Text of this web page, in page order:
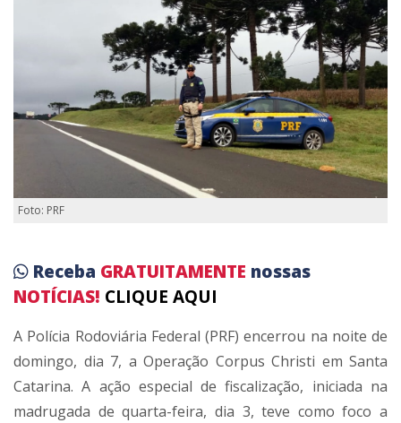
Foto: PRF
Receba GRATUITAMENTE nossas
NOTÍCIAS! CLIQUE AQUI
A Polícia Rodoviária Federal (PRF) encerrou na noite de
domingo, dia 7, a Operação Corpus Christi em Santa
Catarina. A ação especial de fiscalização, iniciada na
madrugada de quarta-feira, dia 3, teve como foco a